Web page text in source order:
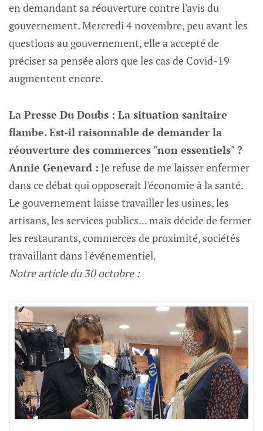
en demandant sa réouverture contre l'avis du
gouvernement. Mercredi 4 novembre, peu avant les
questions au gouvernement, elle a accepté de
préciser sa pensée alors que les cas de Covid-19
augmentent encore.
La Presse Du Doubs : La situation sanitaire
flambe. Est-il raisonnable de demander la
réouverture des commerces "non essentiels" ?
Annie Genevard : Je refuse de me laisser enfermer
dans ce débat qui opposerait l'économie à la santé.
Le gouvernement laisse travailler les usines, les
artisans, les services publics... mais décide de fermer
les restaurants, commerces de proximité, sociétés
travaillant dans l'événementiel.
Notre article du 30 octobre :